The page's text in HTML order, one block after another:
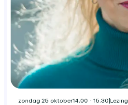
zondag 25 oktober14.00 - 15.30|Lezing